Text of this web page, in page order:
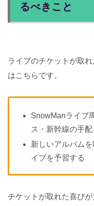
るべきこと
ライブのチケットが取
はこちらです。
SnowManライブ
ス・新幹線の手配
新しいアルバム
イブを予習する
チケットが取れた喜び